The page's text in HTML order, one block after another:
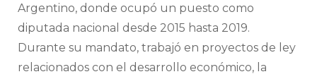
Argentino, donde ocupó un puesto como
diputada nacional desde 2015 hasta 2019.
Durante su mandato, trabajó en proyectos de ley
relacionados con el desarrollo económico, la